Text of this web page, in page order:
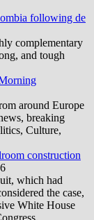
following de
complementary
and tough
around Europe
breaking
Culture,
construction
which had
the case,
White House